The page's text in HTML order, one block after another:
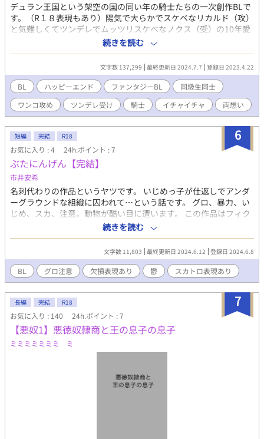
デュラン王国という架空の国の同い年の騎士たちの一次創作BLで
す。（R１８表現もあり）陽気で大らかでスケベなリカルド（攻）
と気難しくてツンデレでムッツリスケベなノクス（受）の10年愛
の中年濃厚イチャラブをお楽しみいただければ幸いです。この二
人の５、６万字くらいの中編の物語を集めた中編集でどこからで
もお読みいただける仕様になっております。 最新話は二人の初体
験の物語です。付き合いたてのもだもだした二人の恋愛をお楽し
みいただければ幸いです。 中世ヨーロッパ風の世界観ですがあく
まで「風」なので細かい事への突っ込みはご遠慮ください。 小説
初心者なので稚拙な部分もあると思いますが、もしちょっとでも
いいなと思ったら、いいね、ブクマ、ご感想をいただけると死ぬ
ほどうれしいです…！これからの創作の活力にもなりますので何
卒宜しくお願い致します！ 表紙イラスト：おり様
（@ori_e_kaku） ※注※ 結婚事情の6話目の結婚式のシーンと結
婚初夜のシーンはskebで鮭様（@salmon_gra）に書いていただ
いたイラストからインスピレーションを受けて書かせていただき
ました！（鮭様より掲載許可はいただいております） 鮭様、素晴
らしいアイデアをありがとうございました！ こちら更新停止中で
恐縮ですが、この二人の現代パロディ(オタクDT×サキュバス♂）
の連載を始めましたので、よろしければこちらも読んでみていた
だけると嬉しいです！よろしくお願い致します～！
https://www.alphapolis.co.jp/novel/353316856/161917628
pixivにも重複投稿しております
https://www.pixiv.net/users/11844966
続きを読む
文字数 137,299 最終更新日 2024.7.7 登録日 2023.4.22
BL ハッピーエンド ファンタジーBL
同級生同士
ワンコ攻め
ツンデレ受け 騎士 イチャイチャ 両想い
6
短編 完結 R18
お気に入り : 4 24h.ポイント : 7
ぶたにんげん【完結】
市井安希
名刺代わりの作品というヤツです。 いじめっ子が仕返しでアンダ
ーグラウンドな組織に囚われて…という話です。 グロ、暴力、い
じめ、スカ、注意。動物が酷い目に遭います。 この作品はフィク
ションで、作品の内容が作者の思想ではありません。 架空の国の
物語です。 間違えて完結済みにしちゃいました…すみません…。
続きを読む
文字数 11,803 最終更新日 2024.6.12 登録日 2024.6.8
BL グロ注意 欠損表現あり 鬱 スカトロ表現あり
7
長編 完結 R18
お気に入り : 140 24h.ポイント : 7
【悪奴1】悪徳奴隷商と王の息子の息子
ミミミミミミミ ミ